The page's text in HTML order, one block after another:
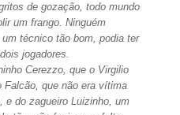
de gozação, todo mundo
um frango. Ninguém
técnico tão bom, podia ter
jogadores.
Cerezzo, que o Virgilio
Falcão, que não era vítima
e do zagueiro Luizinho, um